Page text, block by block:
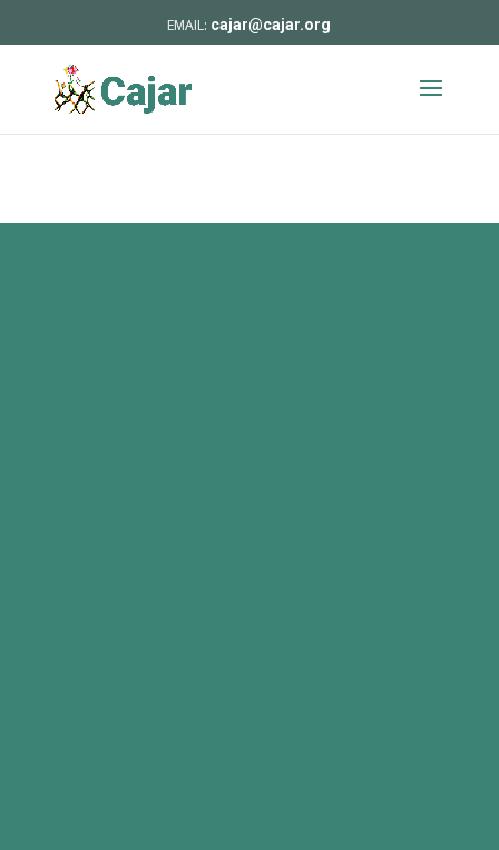
cajar@cajar.org